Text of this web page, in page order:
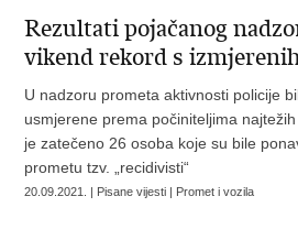
Rezultati pojačanog
vikend rekord s
U nadzoru prometa aktivnosti policije
usmjerene prema počiniteljima
je zatečeno 26 osoba koje su bile
prometu tzv. „recidivisti“
20.09.2021. | Pisane vijesti | Promet i vozila